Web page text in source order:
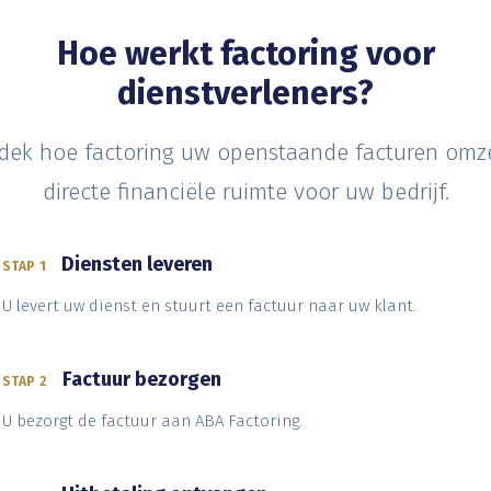
Hoe werkt factoring voor
dienstverleners?
hoe factoring uw openstaande facturen
directe financiële ruimte voor uw bedrijf.
STAP 1 Diensten leveren
U levert uw dienst en stuurt een factuur naar uw klant.
STAP 2 Factuur bezorgen
U bezorgt de factuur aan ABA Factoring.